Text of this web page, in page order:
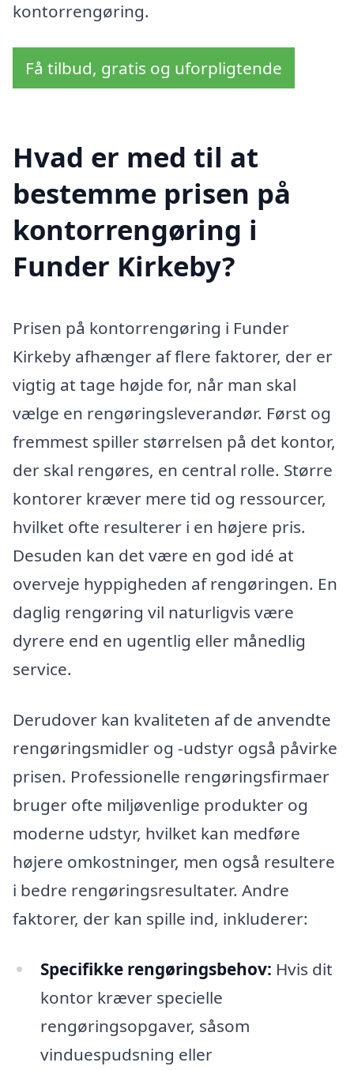
kontorrengøring.
Få tilbud, gratis og uforpligtende
Hvad er med til at
bestemme prisen på
kontorrengøring i
Funder Kirkeby?
Prisen på kontorrengøring i Funder
Kirkeby afhænger af flere faktorer, der er
vigtig at tage højde for, når man skal
vælge en rengøringsleverandør. Først og
fremmest spiller størrelsen på det kontor,
der skal rengøres, en central rolle. Større
kontorer kræver mere tid og ressourcer,
hvilket ofte resulterer i en højere pris.
Desuden kan det være en god idé at
overveje hyppigheden af rengøringen. En
daglig rengøring vil naturligvis være
dyrere end en ugentlig eller månedlig
service.
Derudover kan kvaliteten af de anvendte
rengøringsmidler og -udstyr også påvirke
prisen. Professionelle rengøringsfirmaer
bruger ofte miljøvenlige produkter og
moderne udstyr, hvilket kan medføre
højere omkostninger, men også resultere
i bedre rengøringsresultater. Andre
faktorer, der kan spille ind, inkluderer:
Specifikke rengøringsbehov: Hvis dit
kontor kræver specielle
rengøringsopgaver, såsom
vinduespudsning eller